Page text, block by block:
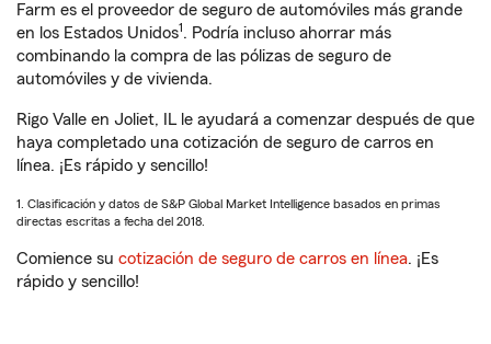
Farm es el proveedor de seguro de automóviles más grande
en los Estados Unidos1 . Podría incluso ahorrar más
combinando la compra de las pólizas de seguro de
automóviles y de vivienda.
Rigo Valle en Joliet, IL le ayudará a comenzar después de que
haya completado una cotización de seguro de carros en
línea. ¡Es rápido y sencillo!
1. Clasificación y datos de S&P Global Market Intelligence basados en primas
directas escritas a fecha del 2018.
Comience su cotización de seguro de carros en línea. ¡Es
rápido y sencillo!